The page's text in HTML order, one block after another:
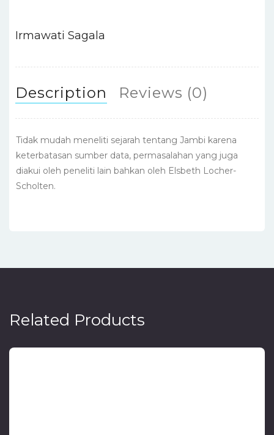
Irmawati Sagala
Description Reviews (0)
Tidak mudah meneliti sejarah tentang Jambi karena
keterbatasan sumber data, permasalahan yang juga
diakui oleh peneliti lain bahkan oleh Elsbeth Locher-
Scholten.
Related Products